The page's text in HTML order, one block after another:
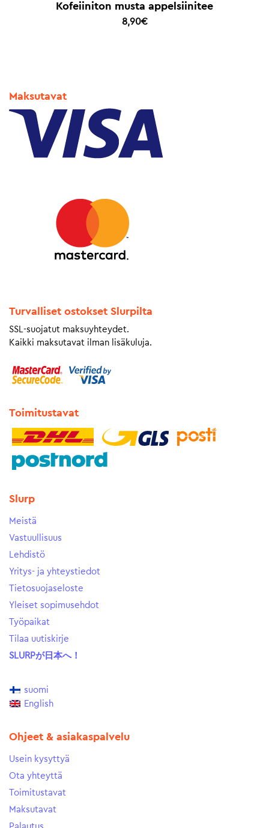
Kofeiiniton musta appelsiinitee
8,90€
Maksutavat
Turvalliset ostokset Slurpilta
SSL-suojatut maksuyhteydet.
Kaikki maksutavat ilman lisäkuluja.
Toimitustavat
Slurp
Meistä
Vastuullisuus
Lehdistö
Yritys- ja yhteystiedot
Tietosuojaseloste
Yleiset sopimusehdot
Työpaikat
Tilaa uutiskirje
SLURPが日本へ！
suomi
English
Ohjeet & asiakaspalvelu
Usein kysyttyä
Ota yhteyttä
Toimitustavat
Maksutavat